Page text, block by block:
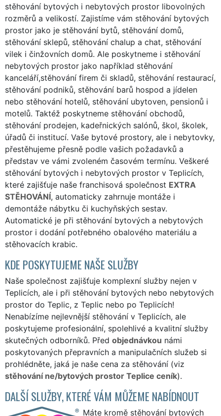
stěhování bytových i nebytových prostor libovolných
rozměrů a velikostí. Zajistíme vám stěhování bytových
prostor jako je stěhování bytů, stěhování domů,
stěhování sklepů, stěhování chalup a chat, stěhování
vilek i činžovních domů. Ale poskytneme i stěhování
nebytových prostor jako například stěhování
kanceláří,stěhování firem či skladů, stěhování restaurací,
stěhování podniků, stěhování barů hospod a jídelen
nebo stěhování hotelů, stěhování ubytoven, pensionů i
motelů. Taktéž poskytneme stěhování obchodů,
stěhování prodejen, kadeřnických salónů, škol, školek,
úřadů či institucí. Vaše bytové prostory, ale i nebytovky,
přestěhujeme přesně podle vašich požadavků a
představ ve vámi zvoleném časovém termínu. Veškeré
stěhování bytových i nebytových prostor v Teplicích,
které zajišťuje naše franchisová společnost EXTRA
STĚHOVÁNÍ, automaticky zahrnuje montáže i
demontáže nábytku či kuchyňských sestav.
Automatické je při stěhování bytových a nebytových
prostor i dodání potřebného obalového materiálu a
stěhovacích krabic.
KDE POSKYTUJEME NAŠE SLUŽBY
Naše společnost zajišťuje komplexní služby nejen v
Teplicích, ale i při stěhování bytových nebo nebytových
prostor do Teplic, z Teplic nebo po Teplicích!
Nenabízíme nejlevnější stěhování v Teplicích, ale
poskytujeme profesionální, spolehlivé a kvalitní služby
skutečných odborníků. Před objednávkou námi
poskytovaných přepravních a manipulačních služeb si
prohlédněte, jaká je naše cena za stěhování (viz
stěhování ne/bytových prostor Teplice ceník).
DALŠÍ SLUŽBY, KTERÉ VÁM MŮŽEME NABÍDNOUT
Máte kromě stěhování bytových